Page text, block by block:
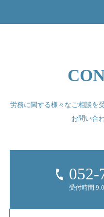
労務に関する様々なご相談を
お問い合
052-
受付時間